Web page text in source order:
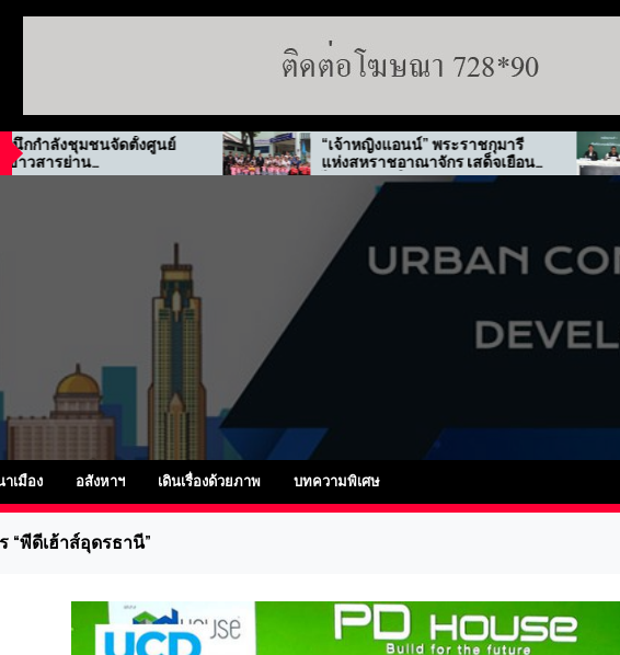
งชุมชนจัดตั้งศูนย์
ย่าน
าะห์
“เจ้าหญิงแอนน์” พระราชกุมารี
แห่งสหราชอาณาจักร เสด็จเยือน
ไทย-เกาหลีใต้
เมือง อสังหาฯ เดินเรื่องด้วยภาพ บทความพิเศษ
“พีดีเฮ้าส์อุดรธานี”